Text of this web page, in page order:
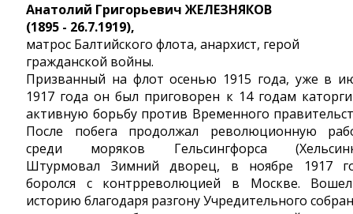
Анатолий Григорьевич ЖЕЛЕЗНЯКОВ
(1895 - 26.7.1919),
матрос Балтийского флота, анархист, герой
гражданской войны.
Призванный на флот осенью 1915 года, уже в
1917 года он был приговорен к 14 годам
активную борьбу против Временного
После побега продолжал революционную
среди моряков Гельсингфорса
Штурмовал Зимний дворец, в ноябре 1917
боролся с контрреволюцией в Москве.
историю благодаря разгону Учредительного